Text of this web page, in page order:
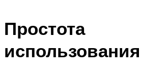
Простота
использования